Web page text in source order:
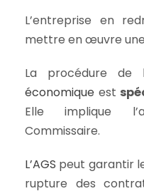
L’entreprise en
mettre en œuvre
La procédure de
économique est
Elle implique
Commissaire.
L’AGS peut garantir
rupture des